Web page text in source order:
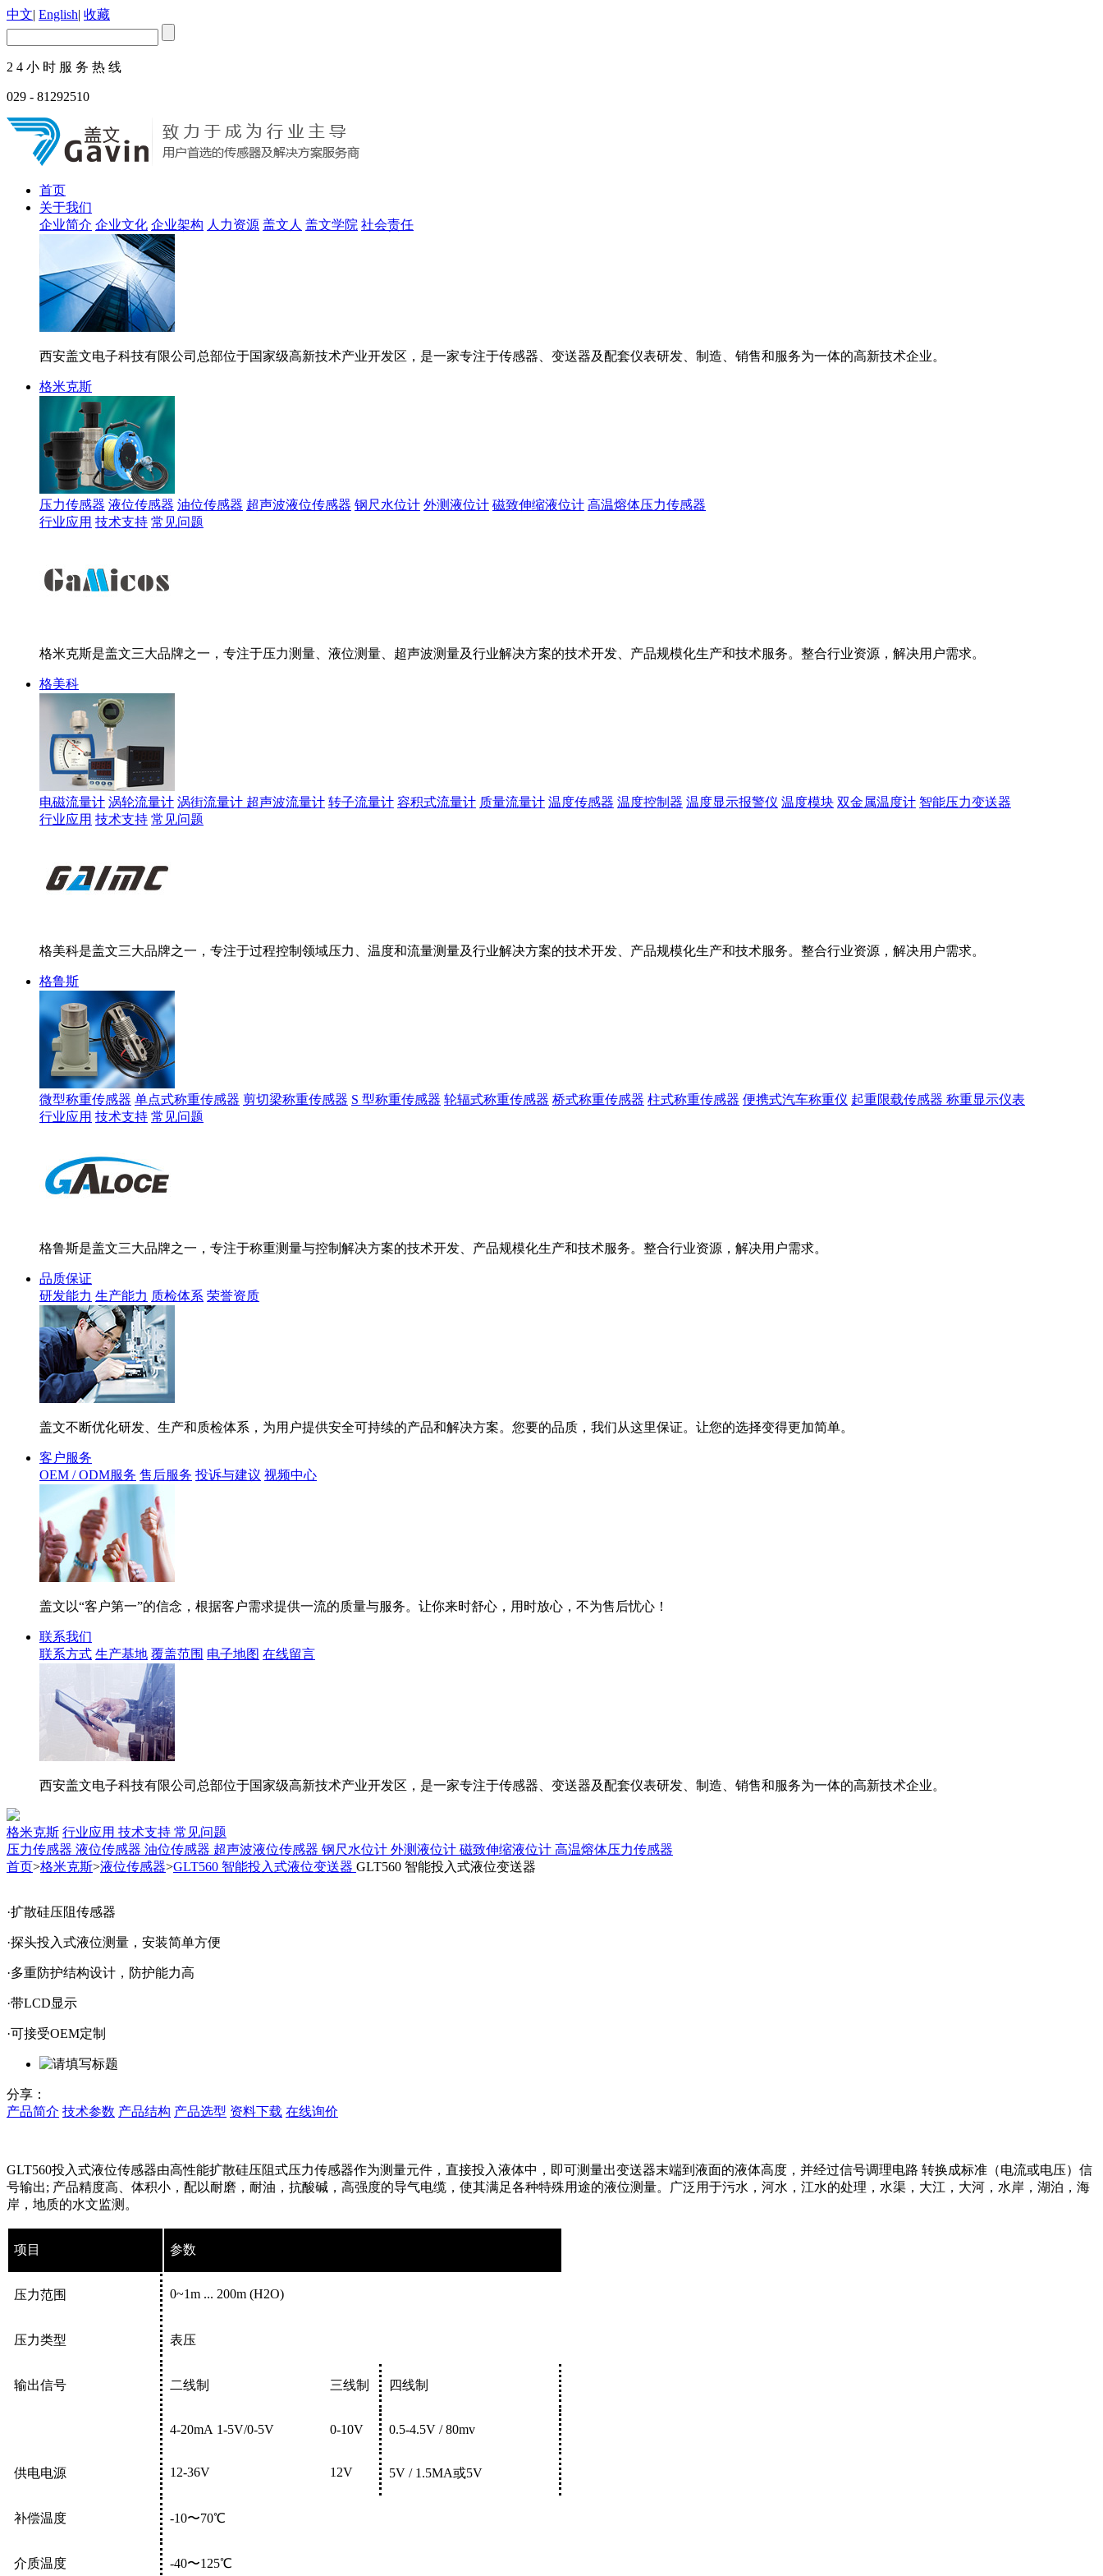
中文| English| 收藏
2 4 小 时 服 务 热 线
029 - 81292510
首页
关于我们
企业简介 企业文化 企业架构 人力资源 盖文人 盖文学院 社会责任
西安盖文电子科技有限公司总部位于国家级高新技术产业开发区，是一家专注于传感器、变送器及配套仪表研发、制造、销售和服务为一体的高新技术企业。
格米克斯
压力传感器 液位传感器 油位传感器 超声波液位传感器 钢尺水位计 外测液位计 磁致伸缩液位计 高温熔体压力传感器
行业应用 技术支持 常见问题
格米克斯是盖文三大品牌之一，专注于压力测量、液位测量、超声波测量及行业解决方案的技术开发、产品规模化生产和技术服务。整合行业资源，解决用户需求。
格美科
电磁流量计 涡轮流量计 涡街流量计 超声波流量计 转子流量计 容积式流量计 质量流量计 温度传感器 温度控制器 温度显示报警仪 温度模块 双金属温度计 智能压力变送器
行业应用 技术支持 常见问题
格美科是盖文三大品牌之一，专注于过程控制领域压力、温度和流量测量及行业解决方案的技术开发、产品规模化生产和技术服务。整合行业资源，解决用户需求。
格鲁斯
微型称重传感器 单点式称重传感器 剪切梁称重传感器 S 型称重传感器 轮辐式称重传感器 桥式称重传感器 柱式称重传感器 便携式汽车称重仪 起重限载传感器 称重显示仪表
行业应用 技术支持 常见问题
格鲁斯是盖文三大品牌之一，专注于称重测量与控制解决方案的技术开发、产品规模化生产和技术服务。整合行业资源，解决用户需求。
品质保证
研发能力 生产能力 质检体系 荣誉资质
盖文不断优化研发、生产和质检体系，为用户提供安全可持续的产品和解决方案。您要的品质，我们从这里保证。让您的选择变得更加简单。
客户服务
OEM / ODM服务 售后服务 投诉与建议 视频中心
盖文以“客户第一”的信念，根据客户需求提供一流的质量与服务。让你来时舒心，用时放心，不为售后忧心！
联系我们
联系方式 生产基地 覆盖范围 电子地图 在线留言
西安盖文电子科技有限公司总部位于国家级高新技术产业开发区，是一家专注于传感器、变送器及配套仪表研发、制造、销售和服务为一体的高新技术企业。
格米克斯 行业应用 技术支持 常见问题
压力传感器 液位传感器 油位传感器 超声波液位传感器 钢尺水位计 外测液位计 磁致伸缩液位计 高温熔体压力传感器
首页>格米克斯>液位传感器>GLT560 智能投入式液位变送器 GLT560 智能投入式液位变送器
·扩散硅压阻传感器
·探头投入式液位测量，安装简单方便
·多重防护结构设计，防护能力高
·带LCD显示
·可接受OEM定制
分享：
产品简介 技术参数 产品结构 产品选型 资料下载 在线询价
GLT560投入式液位传感器由高性能扩散硅压阻式压力传感器作为测量元件 ， 直接投入液体中，即可测量出变送器末端到液面的液体高度，并经过信号调理电路 转换成标准（电流或电压）信
号输出; 产品精度高、体积小， 配以耐磨，耐油，抗酸碱，高强度的导气电缆，使其满足各种特殊用途的液位测量。广泛用于污水，河水，江水的处理，水渠，大江，大河，水岸，湖泊，海
岸，地质的水文监测。
项目 参数
压力范围 0~1m ... 200m (H2O)
压力类型 表压
输出信号 二线制 三线制 四线制
4-20mA 1-5V/0-5V 0-10V 0.5-4.5V /80mv
供电电源 12-36V 12V 5V / 1.5MA或5V
补偿温度 -10〜70℃
介质温度 -40〜125℃